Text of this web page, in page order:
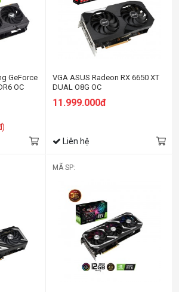
GeForce
OC
VGA ASUS Radeon RX 6650 XT
DUAL O8G OC
11.999.000đ
Liên hệ
MÃ SP: